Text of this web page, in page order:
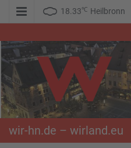
18.33℃ Heilbronn
wir-hn.de – wirland.eu